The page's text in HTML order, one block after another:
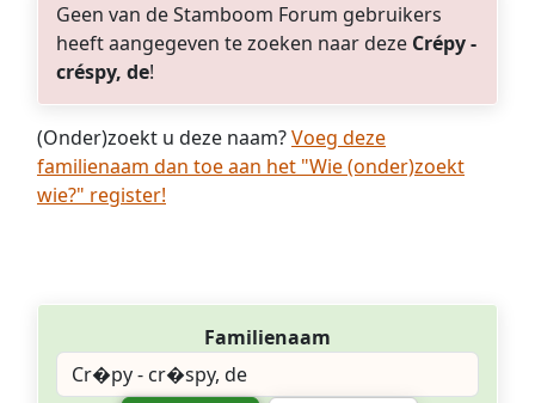
Geen van de Stamboom Forum gebruikers
heeft aangegeven te zoeken naar deze Crépy -
créspy, de!
(Onder)zoekt u deze naam?Voeg deze
familienaam dan toe aan het "Wie (onder)zoekt
wie?" register!
Familienaam